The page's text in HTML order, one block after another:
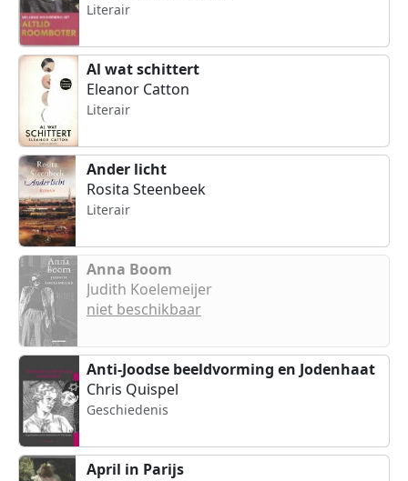
Literair
Al wat schittert
Eleanor Catton
Literair
Ander licht
Rosita Steenbeek
Literair
Anna Boom
Judith Koelemeijer
niet beschikbaar
Anti-Joodse beeldvorming en Jodenhaat
Chris Quispel
Geschiedenis
April in Parijs